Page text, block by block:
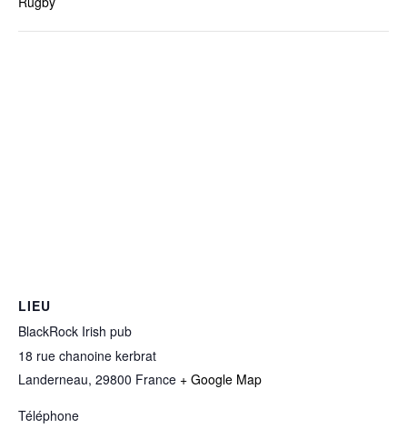
LIEU
BlackRock Irish pub
18 rue chanoine kerbrat
Landerneau, 29800 France + Google Map
Téléphone